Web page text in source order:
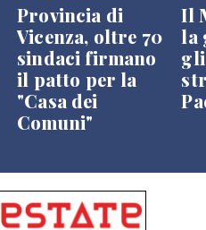
Provincia di
Vicenza, oltre 70
sindaci firmano
il patto per la
"Casa dei
Comuni"
Il
la